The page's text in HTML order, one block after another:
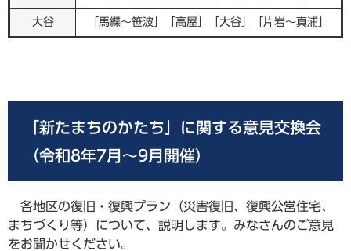
大谷 「馬緤～笹波」「高屋」「大谷」「片岩～真浦」
「新たまちのかたち」に関する意見交換会
（令和8年7月～9月開催）
各地区の復旧・復興プラン（災害復旧、復興公営住宅、
まちづくり等）について、説明します。みなさんのご意見
をお聞かせください。